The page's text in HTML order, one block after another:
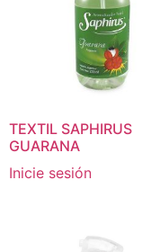
TEXTIL SAPHIRUS
GUARANA
Inicie sesión